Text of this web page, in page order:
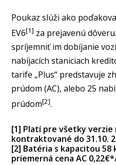
Poukaz slúži ako
EV6[1] za prejavenú
spríjemniť im dobíjanie
nabíjacích staniciach
tarife „Plus“ predstavuje
prúdom (AC), alebo 25
prúdom[2].
[1] Platí pre všetky verzie
kontraktované do 31.10.
[2] Batéria s kapacitou 58
priemerná cena AC